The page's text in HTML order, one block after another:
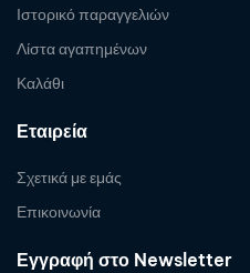
Ιστορικό παραγγελιών
Λίστα αγαπημένων
Καλάθι
Εταιρεία
Σχετικά με εμάς
Επικοινωνία
Εγγραφή στο Newsletter